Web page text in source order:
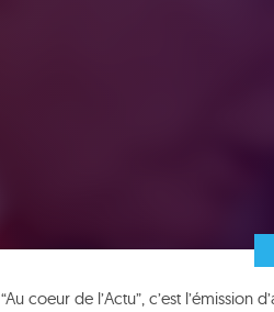
“Au coeur de l’Actu”, c’est